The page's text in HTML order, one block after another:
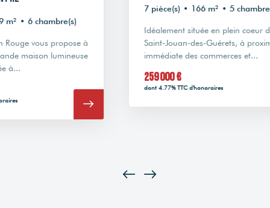
5 chambre(s)
Idéalement située en plein coeur de
Saint-Jouan-des-Guérets, à proximité
immédiate des commerces et...